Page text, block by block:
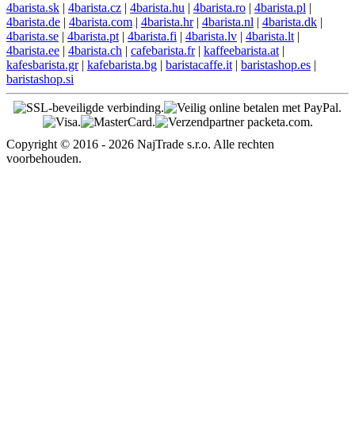
4barista.sk | 4barista.cz | 4barista.hu | 4barista.ro | 4barista.pl |
4barista.de | 4barista.com | 4barista.hr| 4barista.nl | 4barista.dk |
4barista.se | 4barista.pt | 4barista.fi | 4barista.lv | 4barista.lt |
4barista.ee | 4barista.ch | cafebarista.fr| kaffeebarista.at |
kafesbarista.gr| kafebarista.bg | baristacaffe.it | baristashop.es |
baristashop.si
Copyright © 2016 - 2026 NajTrade s.r.o. Alle rechten
voorbehouden.